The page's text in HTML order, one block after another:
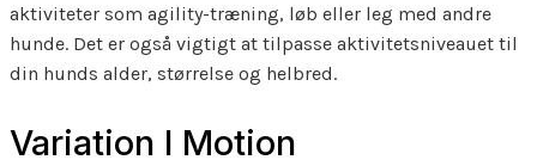
aktiviteter som agility-træning, løb eller leg med andre
hunde. Det er også vigtigt at tilpasse aktivitetsniveauet til
din hunds alder, størrelse og helbred.
Variation I Motion